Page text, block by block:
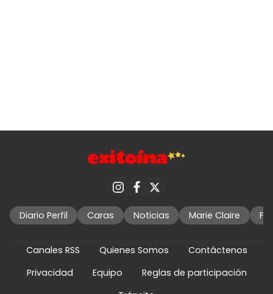
Diario Perfil Caras Noticias Marie Claire
Canales RSS Quienes Somos
Contáctenos
Privacidad
Equipo
Reglas de participación